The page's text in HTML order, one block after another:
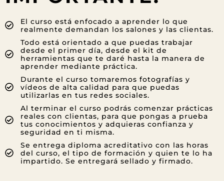
El curso está enfocado a aprender lo que
realmente demandan los salones y las clientas.
Todo está orientado a que puedas trabajar
desde el primer día, desde el kit de
herramientas que te daré hasta la manera de
aprender mediante práctica.
Durante el curso tomaremos fotografías y
vídeos de alta calidad para que puedas
utilizarlas en tus redes sociales.
Al terminar el curso podrás comenzar prácticas
reales con clientas, para que pongas a prueba
tus conocimientos y adquieras confianza y
seguridad en ti misma.
Se entrega diploma acreditativo con las horas
del curso, el tipo de formación y quien te lo ha
impartido. Se entregará sellado y firmado.